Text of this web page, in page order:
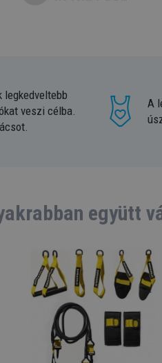
legkedveltebb
veszi célba.
A
együtt